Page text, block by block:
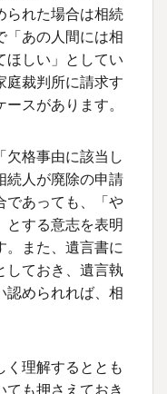
られた場合は相続
「あの人間には相
ほしい」としてい
庭裁判所に請求す
スがあります。
欠格事由に該当し
続人が廃除の申請
であっても、「や
とする意志を表明
。また、遺言書に
しておき、遺言執
認められれば、相
く理解するととも
ても押さえておき